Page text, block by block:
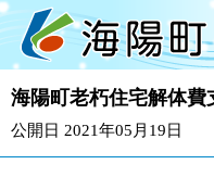
海陽町老朽住宅解体費
公開日 2021年05月19日